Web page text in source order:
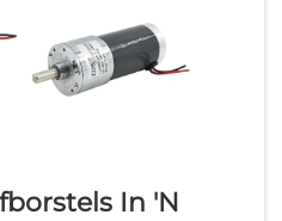
In 'n